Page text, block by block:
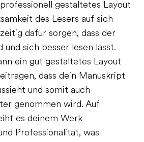
gestaltetes Layout
des Lesers auf sich
dafür sorgen, dass der
und sich besser lesen lässt.
ein gut gestaltetes Layout
dass dein Manuskript
und somit auch
genommen wird. Auf
es deinem Werk
Professionalität, was